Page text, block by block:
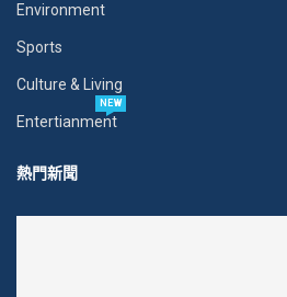
Environment
Sports
Culture & Living
Entertianment
NEW
熱門新聞